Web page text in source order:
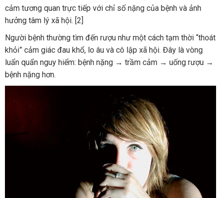
cảm tương quan trực tiếp với chỉ số nặng của bệnh và ảnh
hưởng tâm lý xã hội. [2]
Người bệnh thường tìm đến rượu như một cách tạm thời “thoát
khỏi” cảm giác đau khổ, lo âu và cô lập xã hội. Đây là vòng
luẩn quẩn nguy hiểm: bệnh nặng → trầm cảm → uống rượu →
bệnh nặng hơn.